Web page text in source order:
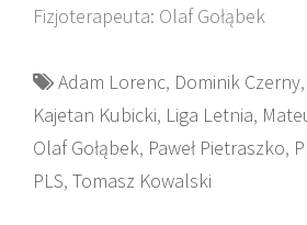
Fizjoterapeuta: Olaf Gołąbek
Adam Lorenc, Dominik Czerny,
Kajetan Kubicki, Liga Letnia,
Olaf Gołąbek, Paweł Pietraszko,
PLS, Tomasz Kowalski